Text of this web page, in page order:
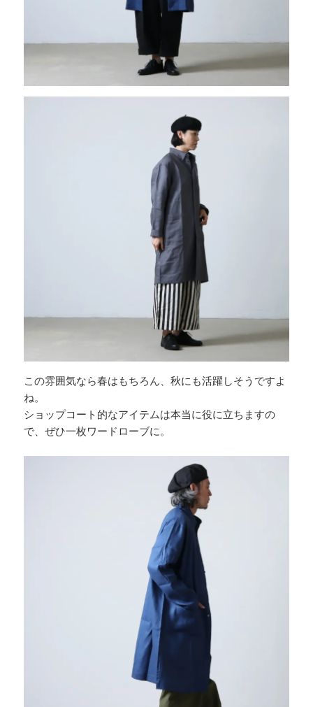
この雰囲気なら春はもちろん、秋にも活躍しそうですよ
ね。
ショップコート的なアイテムは本当に役に立ちますの
で、ぜひ一枚ワードローブに。